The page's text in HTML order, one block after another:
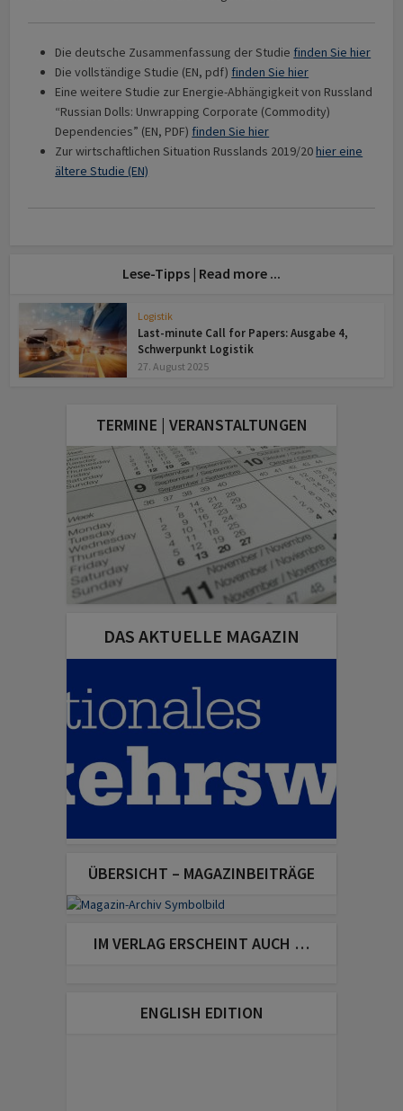
Die deutsche Zusammenfassung der Studie finden Sie hier
Die vollständige Studie (EN, pdf) finden Sie hier
Eine weitere Studie zur Energie-Abhängigkeit von Russland
“Russian Dolls: Unwrapping Corporate (Commodity)
Dependencies” (EN, PDF) finden Sie hier
Zur wirtschaftlichen Situation Russlands 2019/20hier eine
ältere Studie (EN)
Lese-Tipps | Read more ...
Logistik
Last-minute Call for Papers: Ausgabe 4,
Schwerpunkt Logistik
27. August 2025
TERMINE | VERANSTALTUNGEN
DAS AKTUELLE MAGAZIN
ÜBERSICHT – MAGAZINBEITRÄGE
IM VERLAG ERSCHEINT AUCH …
ENGLISH EDITION